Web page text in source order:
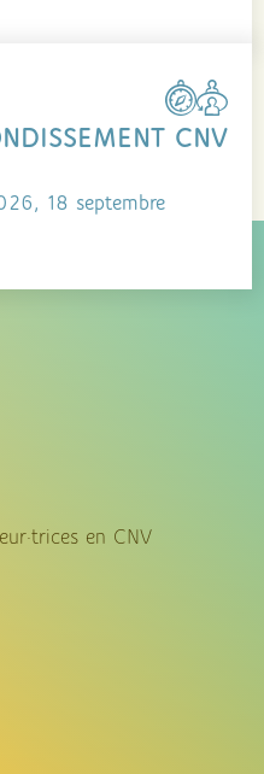
CNV
18 septembre
en CNV